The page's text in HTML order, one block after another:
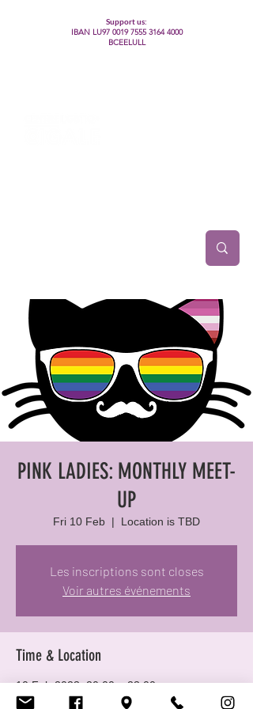
Support us:
IBAN LU97 0019 7555 3164 4000
BCEELULL
PINK LADIES: MONTHLY MEET-
UP
Fri 10 Feb
  |
Location is TBD
Les inscriptions sont closes
Voir autres événements
Time & Location
10 Feb 2023, 20:00 – 23:00
Location is TBD